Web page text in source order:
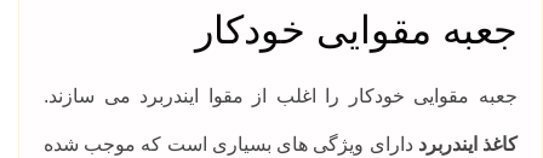
جعبه مقوایی خودکار
جعبه مقوایی خودکار را اغلب از مقوا ایندربرد می سازند.
کاغذ ایندربرد دارای ویژگی های بسیاری است که موجب شده